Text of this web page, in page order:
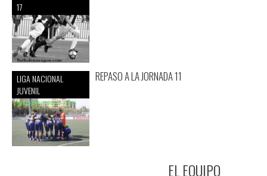
17
LIGA NACIONAL
JUVENIL
REPASO A LA JORNADA 11
EL EQUIPO